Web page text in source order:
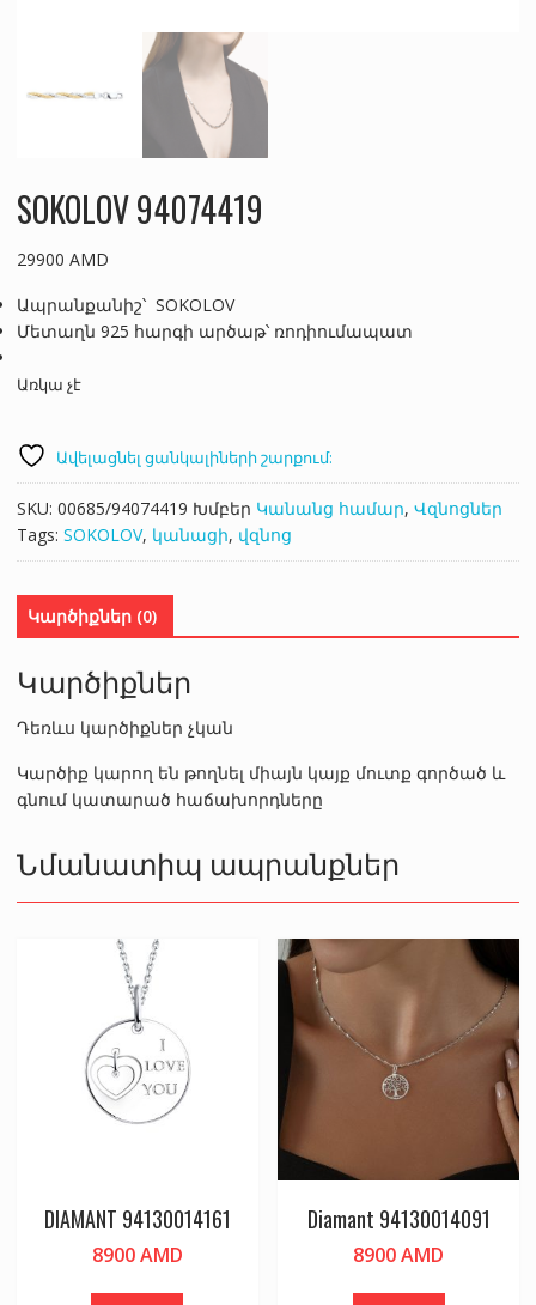
SOKOLOV 94074419
29900 AMD
Ապրանքանիշ՝ SOKOLOV
Մետաղն 925 հարգի արծաթ՝ ռոդիումապատ
Առկա չէ
Ավելացնել ցանկալիների շարքում:
SKU: 00685/94074419 Խմբեր Կանանց համար, Վզնոցներ
Tags: SOKOLOV, կանացի, վզնոց
Կարծիքներ (0)
Կարծիքներ
Դեռևս կարծիքներ չկան
Կարծիք կարող են թողնել միայն կայք մուտք գործած և
գնում կատարած հաճախորդները
Նմանատիպ ապրանքներ
DIAMANT 94130014161
8900AMD
Diamant 94130014091
8900AMD